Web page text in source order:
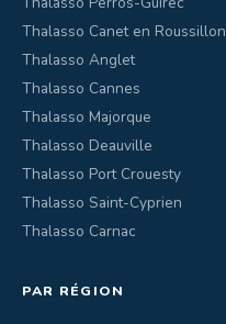
Thalasso Canet en Roussillon
Thalasso Anglet
Thalasso Cannes
Thalasso Majorque
Thalasso Deauville
Thalasso Port Crouesty
Thalasso Saint-Cyprien
Thalasso Carnac
PAR RÉGION